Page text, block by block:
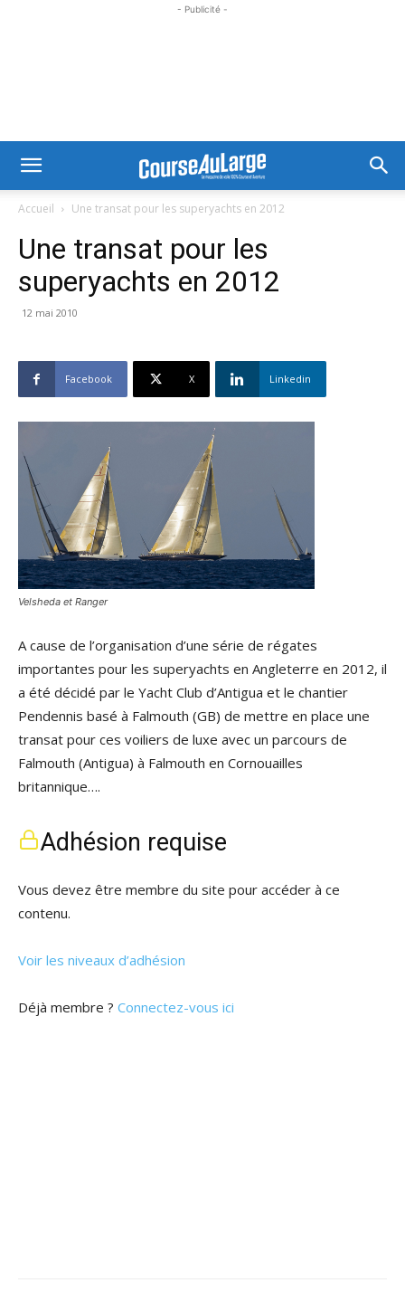
- Publicité -
Accueil Une transat pour les superyachts en 2012
Une transat pour les
superyachts en 2012
12 mai 2010
Facebook X Linkedin
Velsheda et Ranger
A cause de l’organisation d’une série de régates
importantes pour les superyachts en Angleterre en 2012, il
a été décidé par le Yacht Club d’Antigua et le chantier
Pendennis basé à Falmouth (GB) de mettre en place une
transat pour ces voiliers de luxe avec un parcours de
Falmouth (Antigua) à Falmouth en Cornouailles
britannique….
Adhésion requise
Vous devez être membre du site pour accéder à ce
contenu.
Voir les niveaux d’adhésion
Déjà membre ? Connectez-vous ici